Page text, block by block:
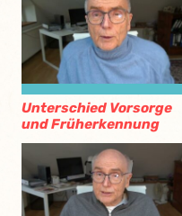
Unterschied Vorsorge
und Früherkennung